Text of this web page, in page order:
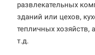
развлекательных
зданий или цехов,
тепличных хозяйств,
т.д.